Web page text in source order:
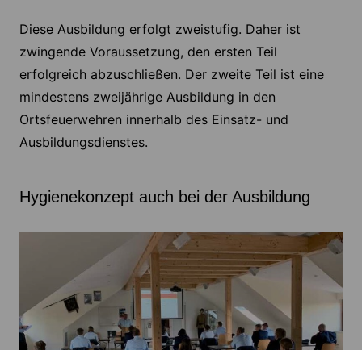
Diese Ausbildung erfolgt zweistufig. Daher ist
zwingende Voraussetzung, den ersten Teil
erfolgreich abzuschließen. Der zweite Teil ist eine
mindestens zweijährige Ausbildung in den
Ortsfeuerwehren innerhalb des Einsatz- und
Ausbildungsdienstes.
Hygienekonzept auch bei der Ausbildung